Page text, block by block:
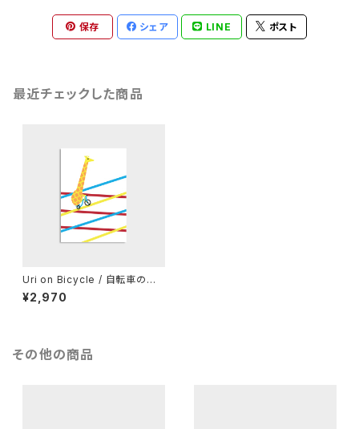
保存 シェア LINE ポスト
最近チェックした商品
Uri on Bicycle / 自転車のウ
ーリ
¥2,970
その他の商品